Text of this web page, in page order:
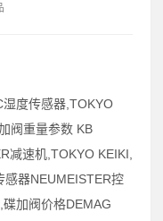
度传感器,TOKYO
阀重量参数 KB
减速机,TOKYO KEIKI,
感器NEUMEISTER控
加阀价格DEMAG